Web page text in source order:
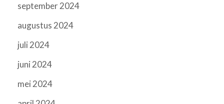
september 2024
augustus 2024
juli 2024
juni 2024
mei 2024